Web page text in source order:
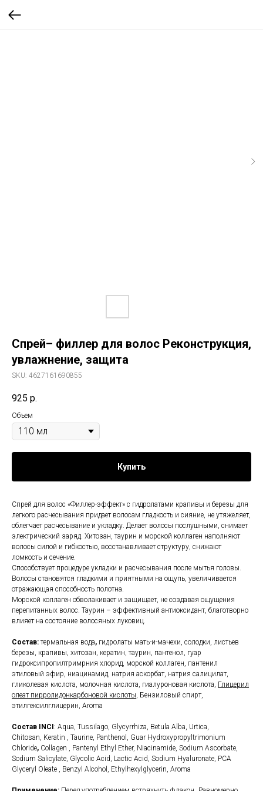
Спрей– филлер для волос Реконструкция,
увлажнение, защита
SKU: 4627161690855
925 р.
Объем
Купить
Спрей для волос «Филлер-эффект» с гидролатами крапивы и березы для
легкого расчесывания придает волосам гладкость и сияние, не утяжеляет,
облегчает расчесывание и укладку. Делает волосы послушными, снимает
электрический заряд. Хитозан, таурин и морской коллаген наполняют
волосы силой и гибкостью, восстанавливает структуру, снижают
ломкость и сечение.
Способствует процедуре укладки и расчесывания после мытья головы.
Волосы становятся гладкими и приятными на ощупь, увеличивается
отражающая способность полотна.
Морской коллаген обволакивает и защищает, не создавая ощущения
перепитанных волос. Таурин – эффективный антиоксидант, благотворно
влияет на состояние волосяных луковиц.
Состав: термальная вода, гидролаты мать-и-мачехи, солодки, листьев
березы, крапивы, хитозан, кератин, таурин, пантенол, гуар
гидроксипропилтримрния хлорид, морской коллаген, пантенил
этиловый эфир, ниацинамид, натрия аскорбат, натрия салицилат,
гликолевая кислота, молочная кислота, гиалуроновая кислота, Глицерил
олеат пирролидонкарбоновой кислоты, Бензиловый спирт,
этилгексилглицерин, Aroma
Состав INCI : Aqua, Tussilago, Glycyrrhiza, Betula Alba, Urtica,
Chitosan, Keratin , Taurine, Panthenol, Guar Hydroxypropyltrimonium
Chloride, Collagen , Pantenyl Ethyl Ether, Niacinamide, Sodium Ascorbate,
Sodium Salicylate, Glycolic Acid, Lactic Acid, Sodium Hyaluronate, PCA
Glyceryl Oleate , Benzyl Alcohol, Ethylhexylglycerin, Aroma